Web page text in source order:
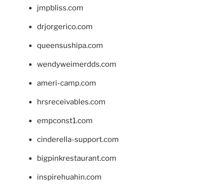
jmpbliss.com
drjorgerico.com
queensushipa.com
wendyweimerdds.com
ameri-camp.com
hrsreceivables.com
empconst1.com
cinderella-support.com
bigpinkrestaurant.com
inspirehuahin.com